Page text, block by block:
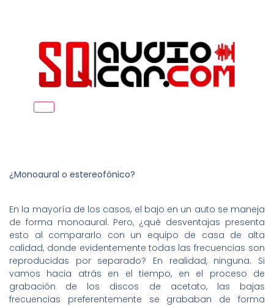
¿Monoaural o estereofónico?
En la mayoría de los casos, el bajo en un auto se maneja
de forma monoaural. Pero, ¿qué desventajas presenta
esto al compararlo con un equipo de casa de alta
calidad, donde evidentemente todas las frecuencias son
reproducidas por separado? En realidad, ninguna. Si
vamos hacia atrás en el tiempo, en el proceso de
grabación de los discos de acetato, las bajas
frecuencias preferentemente se grababan de forma